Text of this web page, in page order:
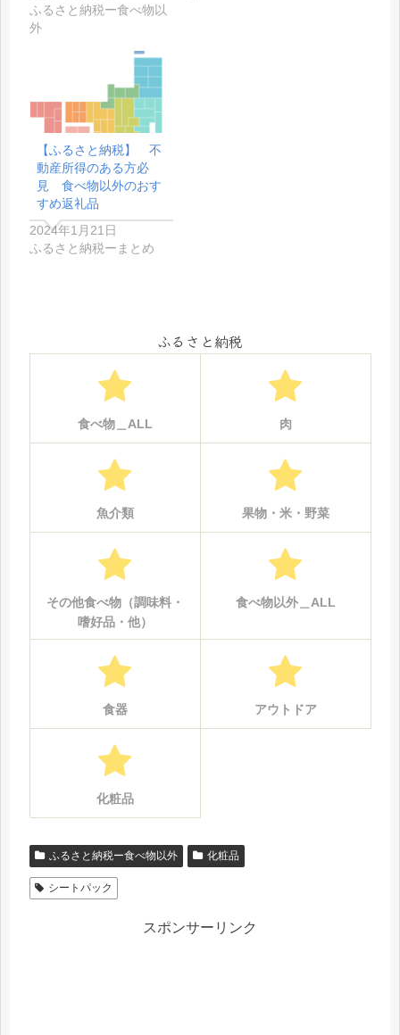
ふるさと納税ー食べ物以
外
【ふるさと納税】 不
動産所得のある方必
見 食べ物以外のおす
すめ返礼品
2024年1月21日
ふるさと納税ーまとめ
ふるさと納税
食べ物＿ALL 肉
魚介類 果物・米・野菜
その他食べ物（調味料・
嗜好品・他）
食べ物以外＿ALL
食器 アウトドア
化粧品
ふるさと納税ー食べ物以外 化粧品
シートパック
スポンサーリンク